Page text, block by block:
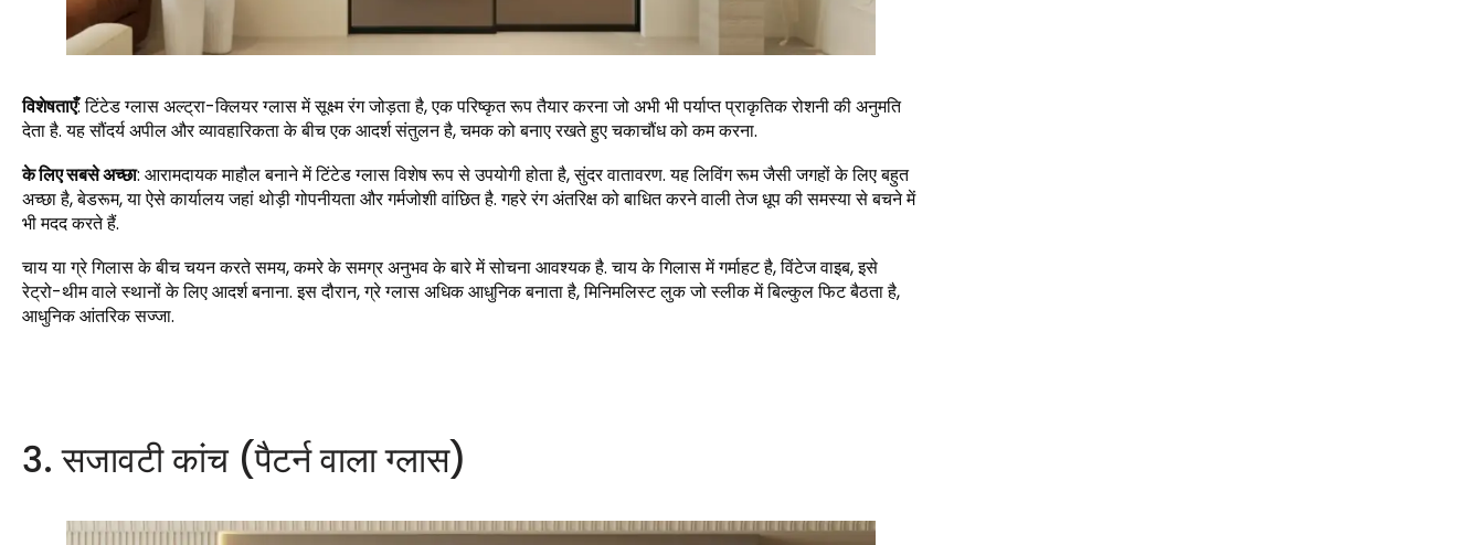
विशेषताएँ: टिंटेड ग्लास अल्ट्रा-क्लियर ग्लास में सूक्ष्म रंग जोड़ता है, एक परिष्कृत रूप तैयार करना जो अभी भी पर्याप्त प्राकृतिक रोशनी की अनुमति
देता है. यह सौंदर्य अपील और व्यावहारिकता के बीच एक आदर्श संतुलन है, चमक को बनाए रखते हुए चकाचौंध को कम करना.
के लिए सबसे अच्छा: आरामदायक माहौल बनाने में टिंटेड ग्लास विशेष रूप से उपयोगी होता है, सुंदर वातावरण. यह लिविंग रूम जैसी जगहों के लिए बहुत
अच्छा है, बेडरूम, या ऐसे कार्यालय जहां थोड़ी गोपनीयता और गर्मजोशी वांछित है. गहरे रंग अंतरिक्ष को बाधित करने वाली तेज धूप की समस्या से बचने में
भी मदद करते हैं.
चाय या ग्रे गिलास के बीच चयन करते समय, कमरे के समग्र अनुभव के बारे में सोचना आवश्यक है. चाय के गिलास में गर्माहट है, विंटेज वाइब, इसे
रेट्रो-थीम वाले स्थानों के लिए आदर्श बनाना. इस दौरान, ग्रे ग्लास अधिक आधुनिक बनाता है, मिनिमलिस्ट लुक जो स्लीक में बिल्कुल फिट बैठता है,
आधुनिक आंतरिक सज्जा.
3. सजावटी कांच (पैटर्न वाला ग्लास)